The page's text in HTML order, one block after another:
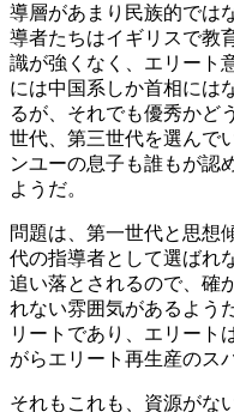
導層があまり民族的では
導者たちはイギリスで教
識が強くなく、エリート
には中国系しか首相には
るが、それでも優秀かど
世代、第三世代を選んで
ンユーの息子も誰もが認
ようだ。
問題は、第一世代と思想
代の指導者として選ばれ
追い落とされるので、確
れない雰囲気があるよう
リートであり、エリート
がらエリート再生産のス
それもこれも、資源がな